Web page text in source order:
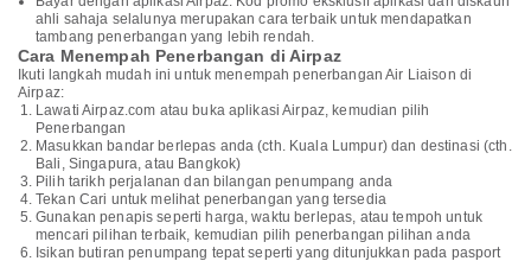
ahli sahaja selalunya merupakan cara terbaik untuk mendapatkan
tambang penerbangan yang lebih rendah.
Cara Menempah Penerbangan di Airpaz
Ikuti langkah mudah ini untuk menempah penerbangan Air Liaison di
Airpaz:
Lawati Airpaz.com atau buka aplikasi Airpaz, kemudian pilih
Penerbangan
Masukkan bandar berlepas anda (cth. Kuala Lumpur) dan destinasi (cth.
Bali, Singapura, atau Bangkok)
Pilih tarikh perjalanan dan bilangan penumpang anda
Tekan Cari untuk melihat penerbangan yang tersedia
Gunakan penapis seperti harga, waktu berlepas, atau tempoh untuk
mencari pilihan terbaik, kemudian pilih penerbangan pilihan anda
Isikan butiran penumpang tepat seperti yang ditunjukkan pada pasport